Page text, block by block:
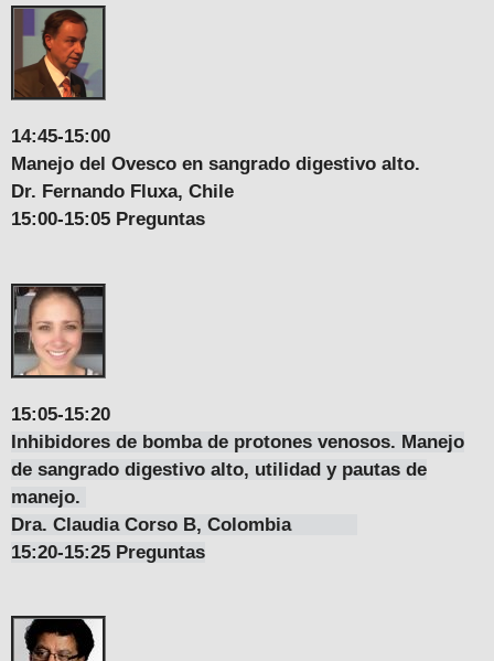
14:45-15:00
Manejo del Ovesco en sangrado digestivo alto.
Dr. Fernando Fluxa, Chile
15:00-15:05 Preguntas
15:05-15:20
Inhibidores de bomba de protones venosos. Manejo
de sangrado digestivo alto, utilidad y pautas de
manejo.
Dra. Claudia Corso B, Colombia
15:20-15:25 Preguntas